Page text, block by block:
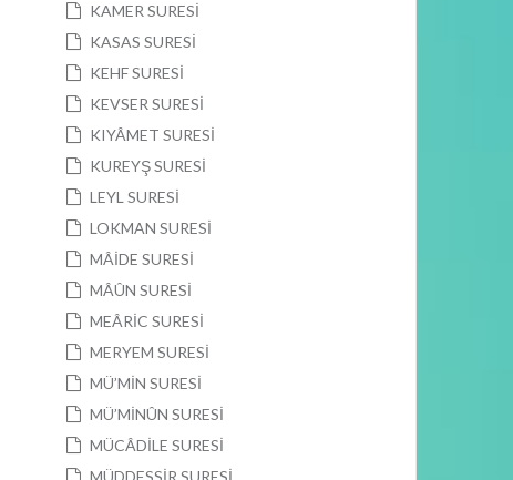
KAMER SURESİ
KASAS SURESİ
KEHF SURESİ
KEVSER SURESİ
KIYÂMET SURESİ
KUREYŞ SURESİ
LEYL SURESİ
LOKMAN SURESİ
MÂİDE SURESİ
MÂÛN SURESİ
MEÂRİC SURESİ
MERYEM SURESİ
MÜ’MİN SURESİ
MÜ’MİNÛN SURESİ
MÜCÂDİLE SURESİ
MÜDDESSİR SURESİ